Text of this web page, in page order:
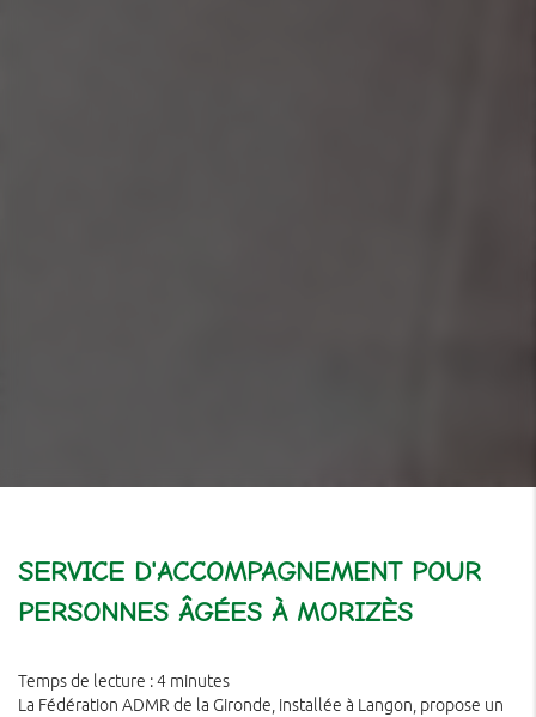
SERVICE D'ACCOMPAGNEMENT POUR
PERSONNES ÂGÉES À MORIZÈS
Temps de lecture : 4 minutes
La Fédération ADMR de la Gironde, installée à Langon, propose un